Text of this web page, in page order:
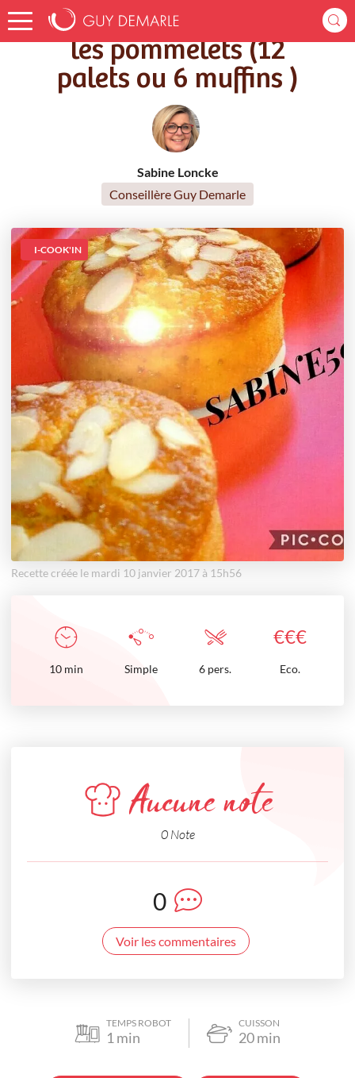
Accueil Recettes les pommelets (12 palets ou 6 muffins )
les pommelets (12
palets ou 6 muffins )
Sabine Loncke
Conseillère Guy Demarle
I-COOK'IN
Recette créée le mardi 10 janvier 2017 à 15h56
€€€
10 min Simple 6 pers. Eco.
Aucune note
0 Note
0
Voir les commentaires
TEMPS ROBOT
1 min
CUISSON
20min